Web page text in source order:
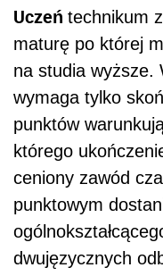
Uczeń technikum
maturę po której
na studia wyższe.
wymaga tylko
punktów
którego
ceniony zawód
punktowym
dwujęzycznych